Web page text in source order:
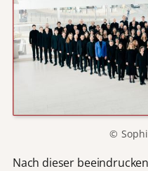
©
Nach dieser